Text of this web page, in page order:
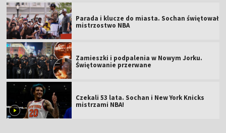
Parada i klucze do miasta. Sochan świętował
mistrzostwo NBA
Zamieszki i podpalenia w Nowym Jorku.
Świętowanie przerwane
Czekali 53 lata. Sochan i New York Knicks
mistrzami NBA!